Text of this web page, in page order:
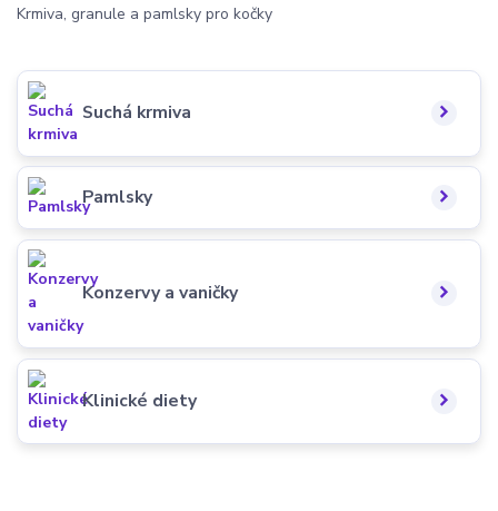
Krmiva, granule a pamlsky pro kočky
Suchá krmiva
Pamlsky
Konzervy a vaničky
Klinické diety